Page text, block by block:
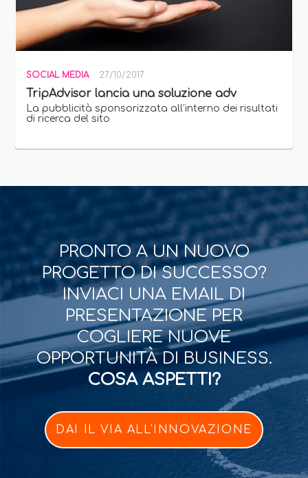
SOCIAL MEDIA 27/10/2017
TripAdvisor lancia una soluzione adv
La pubblicità sponsorizzata all’interno dei risultati
di ricerca del sito
PRONTO A UN NUOVO
PROGETTO DI SUCCESSO?
INVIACI UNA EMAIL DI
PRESENTAZIONE PER
COGLIERE NUOVE
OPPORTUNITÀ DI BUSINESS.
COSA ASPETTI?
DAI IL VIA ALL'INNOVAZIONE